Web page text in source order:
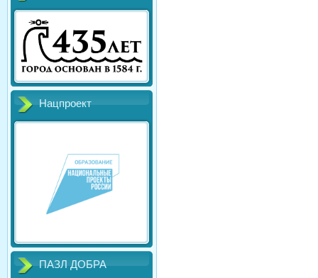
Нацпроект
ПАЗЛ ДОБРА